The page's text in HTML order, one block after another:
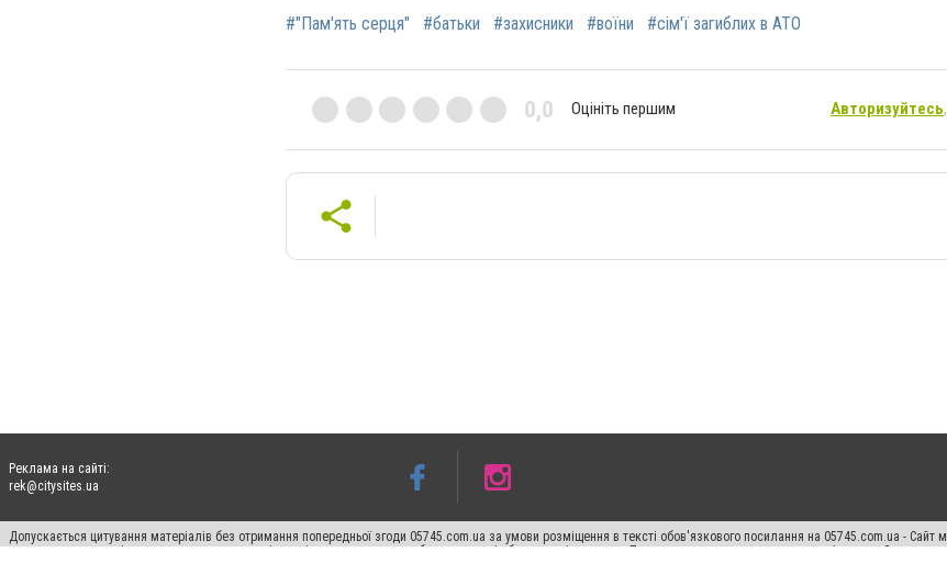
#"Пам'ять серця" #батьки #захисники #воїни #сім'ї загиблих в АТО
0,0 Оцініть першим Авторизуйтесь
Реклама на сайті:
rek@citysites.ua
Допускається цитування матеріалів без отримання попередньої згоди 05745.com.ua за умови розміщення в тексті обов'язкового посилання на 05745.com.ua -
пошукових систем гіперпосилання на цитовані статті не нижче другого абзацу в тексті або в якості джерела. Порушення виняткових прав переслідується Законом.